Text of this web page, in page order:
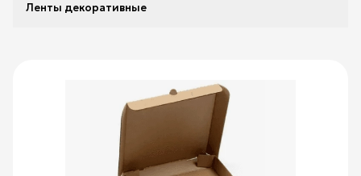
Ленты декоративные